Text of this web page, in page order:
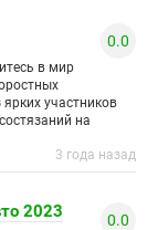
0.0
в мир
участников
на
3 года назад
2023 0.0